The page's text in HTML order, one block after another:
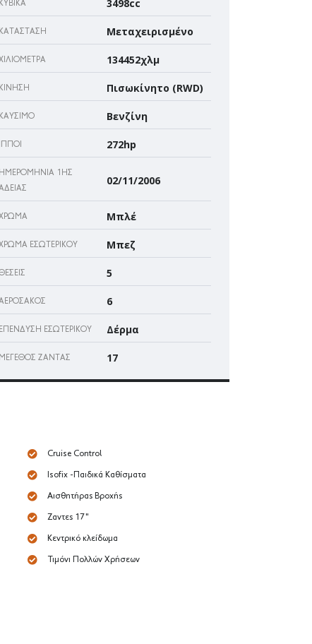
ΚΥΒΙΚΆ 3498cc
ΚΑΤΆΣΤΑΣΗ Μεταχειρισμένο
134452χλμ
ΚΊΝΗΣΗ Πισωκίνητο (RWD)
ΚΑΎΣΙΜΟ Βενζίνη
ΊΠΠΟΙ 272hp
ΗΜΕΡΟΜΗΝΊΑ 1ΗΣ
02/11/2006
Μπλέ
ΕΣΩΤΕΡΙΚΟΎ Μπεζ
5
6
ΕΠΈΝΔΥΣΗ ΕΣΩΤΕΡΙΚΟΎ Δέρμα
ΜΈΓΕΘΟΣ ΖΆΝΤΑΣ 17
Cruise Control
Isofix -Παιδικά Καθίσματα
Αισθητήρας Βροχής
Ζαντες 17"
Κεντρικό κλείδωμα
Τιμόνι Πολλών Χρήσεων